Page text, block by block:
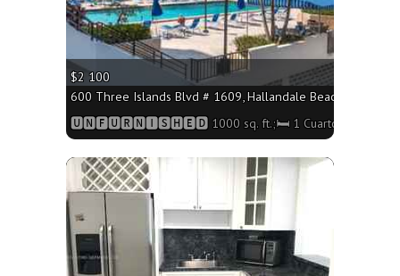
$2 100
600 Three Islands Blvd # 1609, Hallandale Beach FL
🆄🅽🅵🆄🆁🅽🅸🆂🅷🅴🅳 1000 sq. ft.;🛏 1 Cuarto/🛁2 Baños
More